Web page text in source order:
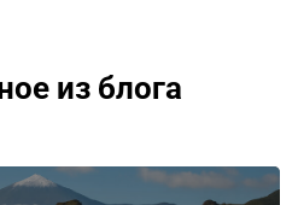
из блога